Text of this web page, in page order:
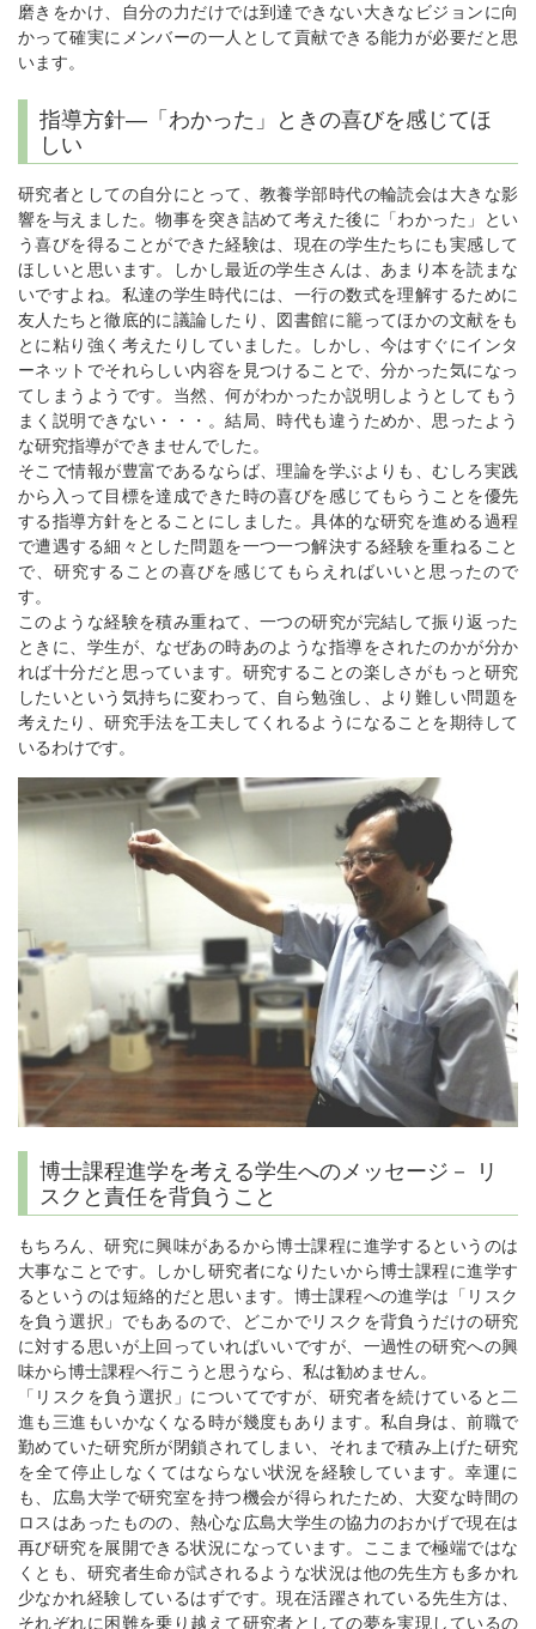
磨きをかけ、自分の力だけでは到達できない大きなビジョンに向
かって確実にメンバーの一人として貢献できる能力が必要だと思
います。
指導方針―「わかった」ときの喜びを感じてほ
しい
研究者としての自分にとって、教養学部時代の輪読会は大きな影
響を与えました。物事を突き詰めて考えた後に「わかった」とい
う喜びを得ることができた経験は、現在の学生たちにも実感して
ほしいと思います。しかし最近の学生さんは、あまり本を読まな
いですよね。私達の学生時代には、一行の数式を理解するために
友人たちと徹底的に議論したり、図書館に籠ってほかの文献をも
とに粘り強く考えたりしていました。しかし、今はすぐにインタ
ーネットでそれらしい内容を見つけることで、分かった気になっ
てしまうようです。当然、何がわかったか説明しようとしてもう
まく説明できない・・・。結局、時代も違うためか、思ったよう
な研究指導ができませんでした。
そこで情報が豊富であるならば、理論を学ぶよりも、むしろ実践
から入って目標を達成できた時の喜びを感じてもらうことを優先
する指導方針をとることにしました。具体的な研究を進める過程
で遭遇する細々とした問題を一つ一つ解決する経験を重ねること
で、研究することの喜びを感じてもらえればいいと思ったので
す。
このような経験を積み重ねて、一つの研究が完結して振り返った
ときに、学生が、なぜあの時あのような指導をされたのかが分か
れば十分だと思っています。研究することの楽しさがもっと研究
したいという気持ちに変わって、自ら勉強し、より難しい問題を
考えたり、研究手法を工夫してくれるようになることを期待して
いるわけです。
博士課程進学を考える学生へのメッセージ－ リ
スクと責任を背負うこと
もちろん、研究に興味があるから博士課程に進学するというのは
大事なことです。しかし研究者になりたいから博士課程に進学す
るというのは短絡的だと思います。博士課程への進学は「リスク
を負う選択」でもあるので、どこかでリスクを背負うだけの研究
に対する思いが上回っていればいいですが、一過性の研究への興
味から博士課程へ行こうと思うなら、私は勧めません。
「リスクを負う選択」についてですが、研究者を続けていると二
進も三進もいかなくなる時が幾度もあります。私自身は、前職で
勤めていた研究所が閉鎖されてしまい、それまで積み上げた研究
を全て停止しなくてはならない状況を経験しています。幸運に
も、広島大学で研究室を持つ機会が得られたため、大変な時間の
ロスはあったものの、熱心な広島大学生の協力のおかげで現在は
再び研究を展開できる状況になっています。ここまで極端ではな
くとも、研究者生命が試されるような状況は他の先生方も多かれ
少なかれ経験しているはずです。現在活躍されている先生方は、
それぞれに困難を乗り越えて研究者としての夢を実現しているの